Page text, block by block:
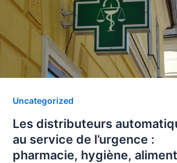
Uncategorized
Les distributeurs
au service de l’urgence :
pharmacie, hygiène,